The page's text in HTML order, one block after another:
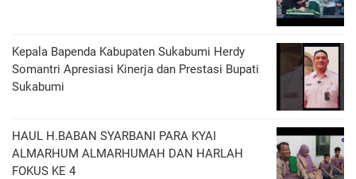
Kepala Bapenda Kabupaten Sukabumi Herdy
Somantri Apresiasi Kinerja dan Prestasi Bupati
Sukabumi
HAUL H.BABAN SYARBANI PARA KYAI
ALMARHUM ALMARHUMAH DAN HARLAH
FOKUS KE 4